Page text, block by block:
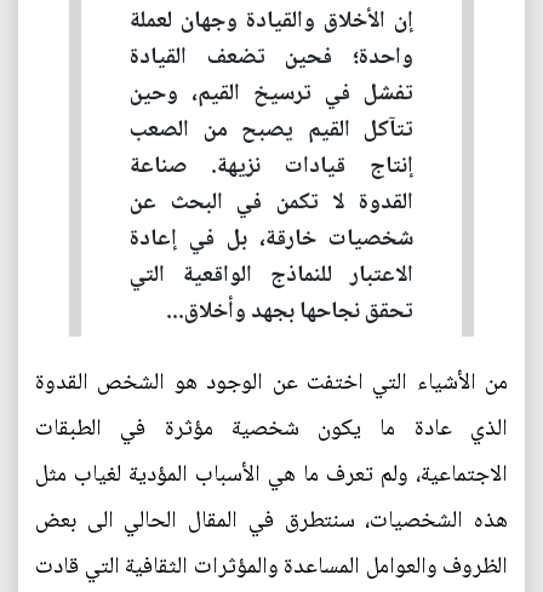
إن الأخلاق والقيادة وجهان لعملة
واحدة؛ فحين تضعف القيادة
تفشل في ترسيخ القيم، وحين
تتآكل القيم يصبح من الصعب
إنتاج قيادات نزيهة. صناعة
القدوة لا تكمن في البحث عن
شخصيات خارقة، بل في إعادة
الاعتبار للنماذج الواقعية التي
تحقق نجاحها بجهد وأخلاق...
من الأشياء التي اختفت عن الوجود هو الشخص القدوة
الذي عادة ما يكون شخصية مؤثرة في الطبقات
الاجتماعية، ولم تعرف ما هي الأسباب المؤدية لغياب مثل
هذه الشخصيات، سنتطرق في المقال الحالي الى بعض
الظروف والعوامل المساعدة والمؤثرات الثقافية التي قادت